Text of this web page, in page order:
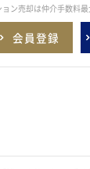
ン売却は仲介手数料
会員登録